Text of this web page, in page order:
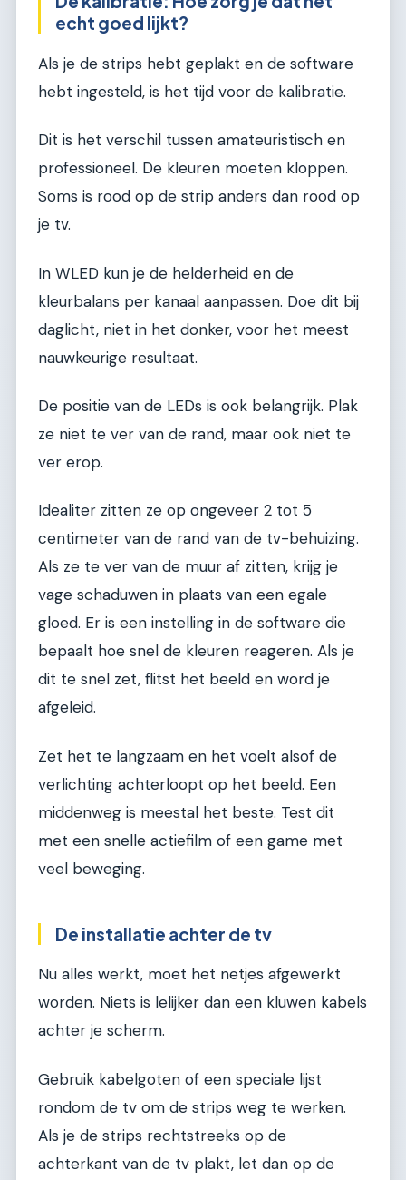
echt goed lijkt?
Als je de strips hebt geplakt en de software
hebt ingesteld, is het tijd voor de kalibratie.
Dit is het verschil tussen amateuristisch en
professioneel. De kleuren moeten kloppen.
Soms is rood op de strip anders dan rood op
je tv.
In WLED kun je de helderheid en de
kleurbalans per kanaal aanpassen. Doe dit bij
daglicht, niet in het donker, voor het meest
nauwkeurige resultaat.
De positie van de LEDs is ook belangrijk. Plak
ze niet te ver van de rand, maar ook niet te
ver erop.
Idealiter zitten ze op ongeveer 2 tot 5
centimeter van de rand van de tv-behuizing.
Als ze te ver van de muur af zitten, krijg je
vage schaduwen in plaats van een egale
gloed. Er is een instelling in de software die
bepaalt hoe snel de kleuren reageren. Als je
dit te snel zet, flitst het beeld en word je
afgeleid.
Zet het te langzaam en het voelt alsof de
verlichting achterloopt op het beeld. Een
middenweg is meestal het beste. Test dit
met een snelle actiefilm of een game met
veel beweging.
De installatie achter de tv
Nu alles werkt, moet het netjes afgewerkt
worden. Niets is lelijker dan een kluwen kabels
achter je scherm.
Gebruik kabelgoten of een speciale lijst
rondom de tv om de strips weg te werken.
Als je de strips rechtstreeks op de
achterkant van de tv plakt, let dan op de